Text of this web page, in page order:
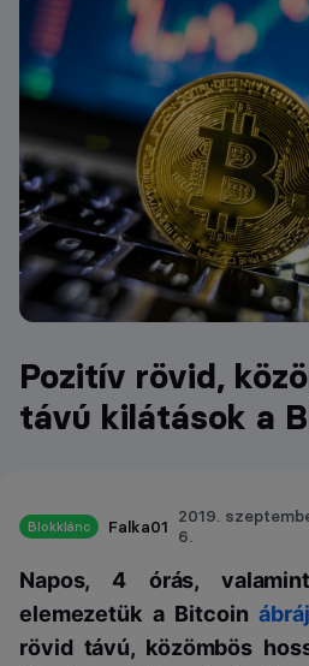
Pozitív rövid,
távú kilátások a
Blokklánc Falka01 2019.
6.
Napos, 4 órás,
elemezetük a Bitcoin
rövid távú, közömbös